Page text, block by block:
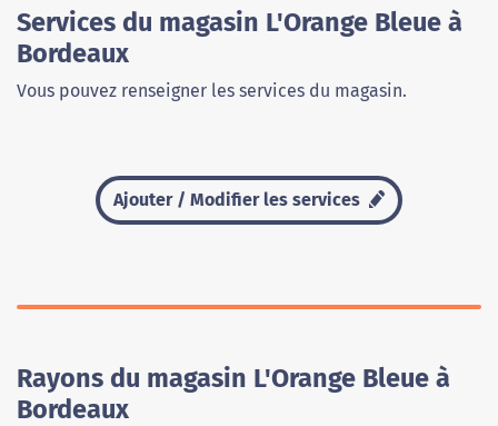
Services du magasin L'Orange Bleue à
Bordeaux
Vous pouvez renseigner les services du magasin.
Ajouter / Modifier les services
Rayons du magasin L'Orange Bleue à
Bordeaux